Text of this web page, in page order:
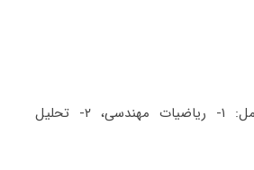
ج) دروس پایه شامل: ۱- ریاضیات مهندسی، ۲- تحلیل